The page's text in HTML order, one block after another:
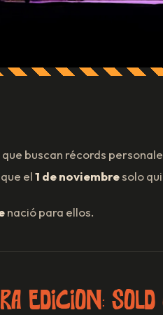
buscan récords
el1 de noviembresolo
nació para ellos.
edición: SOLD